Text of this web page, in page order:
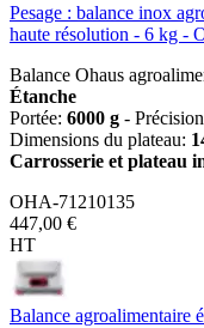
Pesage : balance inox
haute résolution - 6 kg -
Balance Ohaus
Étanche
Portée: 6000 g -
Dimensions du plateau:
Carrosserie et plateau
OHA-71210135
447,00 €
HT
Balance agroalimentaire